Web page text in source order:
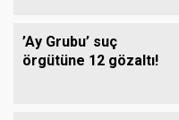
Ağustos'ta Başlıyor
’Ay Grubu’ suç
örgütüne 12 gözaltı!